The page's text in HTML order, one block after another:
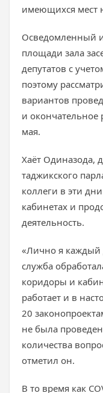
имеющихся мест
Осведомленный
площади зала
депутатов с
поэтому
вариантов
и
мая.
Хаёт Одиназода,
таджикского
коллеги в эти
кабинетах и
деятельность.
«Лично я каждый
служба
коридоры и
работает и в
20
не была
количества
отметил он.
В то время как